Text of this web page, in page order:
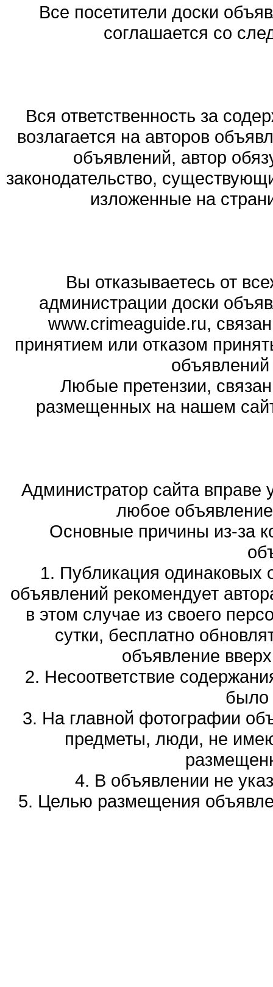
Все посетители доски
соглашается со
Вся ответственность за
возлагается на авторов
объявлений, автор
законодательство,
изложенные на
Вы отказываетесь от
администрации доски
www.crimeaguide.ru,
принятием или отказом
Любые претензии,
размещенных на нашем
Администратор сайта вправе
любое
Основные причины из-за
1. Публикация одинаковых
объявлений рекомендует
в этом случае из своего
сутки, бесплатно
объявление
2. Несоответствие
было
3. На главной фотографии
предметы, люди, не
4. В объявлении не
5. Целью размещения